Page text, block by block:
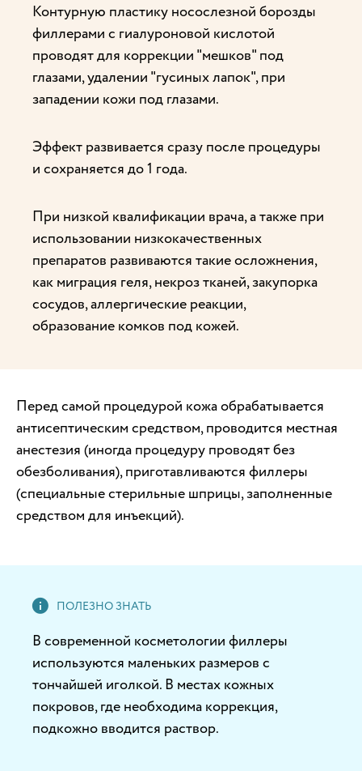
Контурную пластику носослезной борозды
филлерами с гиалуроновой кислотой
проводят для коррекции "мешков" под
глазами, удалении "гусиных лапок", при
западении кожи под глазами.
Эффект развивается сразу после процедуры
и сохраняется до 1 года.
При низкой квалификации врача, а также при
использовании низкокачественных
препаратов развиваются такие осложнения,
как миграция геля, некроз тканей, закупорка
сосудов, аллергические реакции,
образование комков под кожей.
Перед самой процедурой кожа обрабатывается
антисептическим средством, проводится местная
анестезия (иногда процедуру проводят без
обезболивания), приготавливаются филлеры
(специальные стерильные шприцы, заполненные
средством для инъекций).
В современной косметологии филлеры
используются маленьких размеров с
тончайшей иголкой. В местах кожных
покровов, где необходима коррекция,
подкожно вводится раствор.